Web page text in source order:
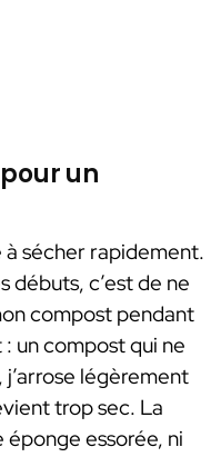
un
à sécher rapidement.
débuts, c’est de ne
compost pendant
: un compost qui ne
j’arrose légèrement
trop sec. La
éponge essorée, ni